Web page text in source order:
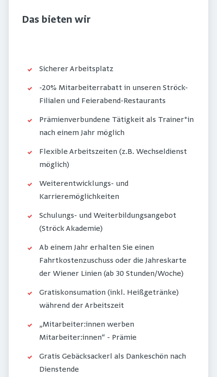
Das bieten wir
Sicherer Arbeitsplatz
-20% Mitarbeiterrabatt in unseren Ströck-
Filialen und Feierabend-Restaurants
Prämienverbundene Tätigkeit als Trainer*in
nach einem Jahr möglich
Flexible Arbeitszeiten (z.B. Wechseldienst
möglich)
Weiterentwicklungs- und
Karrieremöglichkeiten
Schulungs- und Weiterbildungsangebot
(Ströck Akademie)
Ab einem Jahr erhalten Sie einen
Fahrtkostenzuschuss oder die Jahreskarte
der Wiener Linien (ab 30 Stunden/Woche)
Gratiskonsumation (inkl. Heißgetränke)
während der Arbeitszeit
„Mitarbeiter:innen werben
Mitarbeiter:innen“ - Prämie
Gratis Gebäcksackerl als Dankeschön nach
Dienstende